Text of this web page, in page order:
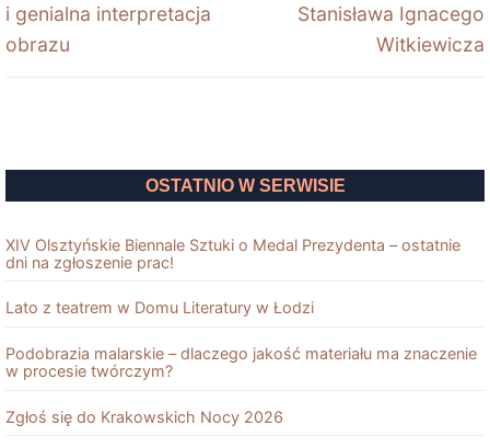
i genialna interpretacja
obrazu
Stanisława Ignacego
Witkiewicza
OSTATNIO W SERWISIE
XIV Olsztyńskie Biennale Sztuki o Medal Prezydenta – ostatnie
dni na zgłoszenie prac!
Lato z teatrem w Domu Literatury w Łodzi
Podobrazia malarskie – dlaczego jakość materiału ma znaczenie
w procesie twórczym?
Zgłoś się do Krakowskich Nocy 2026